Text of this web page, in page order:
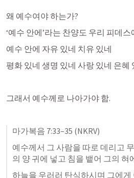
‘예수 안에’라는 찬양도 우리 피데
예수 안에 자유 있네 치유 있네
평화 있네 생명 있네 사랑 있네 은혜
그래서 예수께로 나아가야 함.
마가복음 7:33–35 (NKRV)
예수께서 그 사람을 따로 데리고
의 양 귀에 넣고 침을 뱉어 그의 혀
하늘을 우러러 탄식하시며 그에